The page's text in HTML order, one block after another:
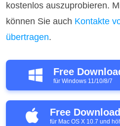
kostenlos auszuprobieren.
können Sie auch Kontakte
übertragen.
Free
für Windows 11/10/8/7
Free Download
für Mac OS X 10.7 und